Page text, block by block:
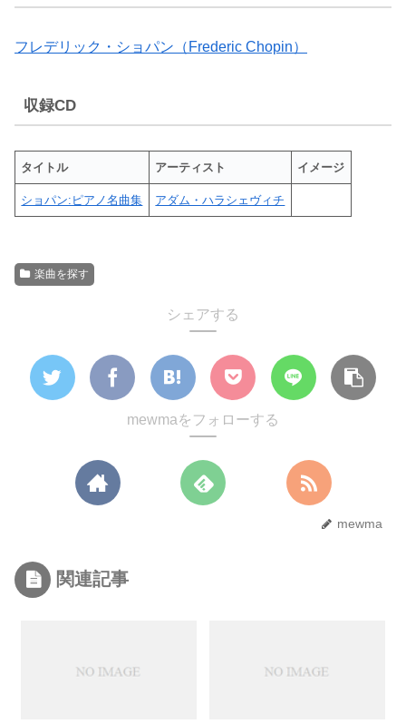
フレデリック・ショパン（Frederic Chopin）
収録CD
タイトル アーティスト イメージ
ショパン:ピアノ名曲集 アダム・ハラシェヴィチ
楽曲を探す
シェアする
mewmaをフォローする
mewma
関連記事